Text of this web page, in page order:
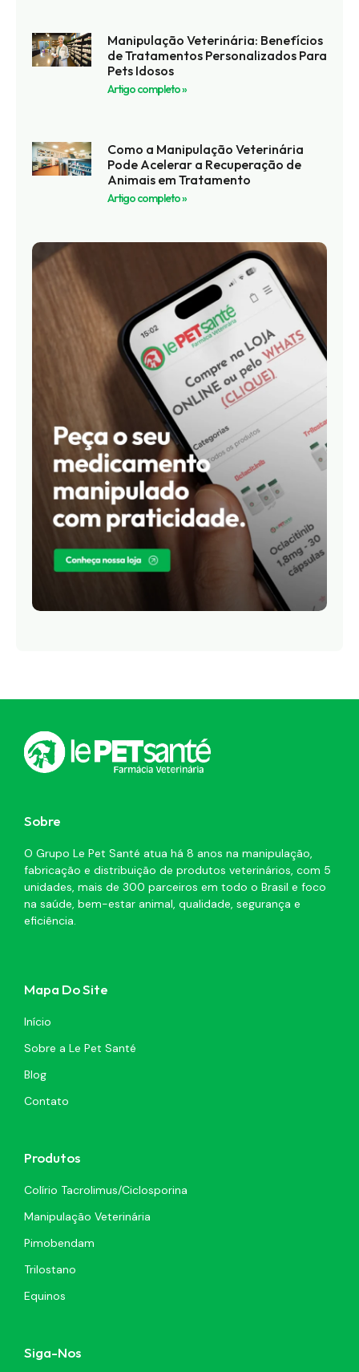
Manipulação Veterinária: Benefícios
de Tratamentos Personalizados Para
Pets Idosos
Artigo completo »
Como a Manipulação Veterinária
Pode Acelerar a Recuperação de
Animais em Tratamento
Artigo completo »
Sobre
O Grupo Le Pet Santé atua há 8 anos na manipulação,
fabricação e distribuição de produtos veterinários, com 5
unidades, mais de 300 parceiros em todo o Brasil e foco
na saúde, bem-estar animal, qualidade, segurança e
eficiência.
Mapa Do Site
Início
Sobre a Le Pet Santé
Blog
Contato
Produtos
Colírio Tacrolimus/Ciclosporina
Manipulação Veterinária
Pimobendam
Trilostano
Equinos
Siga-Nos